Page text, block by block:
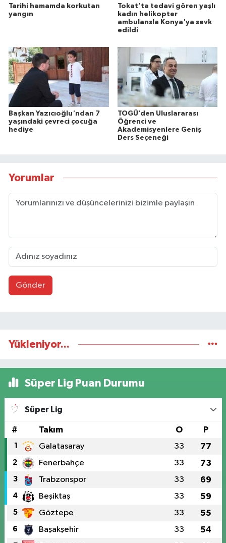
Tarihi hamamda korkutan
yangın
Tokat'ta tedavi gören yaşlı
kadın helikopter
ambulansla Konya'ya sevk
edildi
Başkan Yazıcıoğlu'ndan 7
yaşındaki çevreci çocuğa
hediye
TOGÜ’den Uluslararası
Öğrenci ve
Akademisyenlere Geniş
Ders Seçeneği
Yorumlar
Gönder
Yükleniyor...
Süper Lig Puan Durumu
Süper Lig
# Takım O P
1 Galatasaray 33 77
2 Fenerbahçe 33 73
3 Trabzonspor 33 69
4 Beşiktaş 33 59
5 Göztepe 33 55
6 Başakşehir 33 54